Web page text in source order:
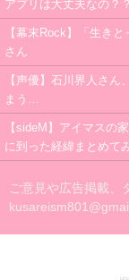
アプリは大丈夫なの？
【幕末Rock】「生き
さん
【声優】石川界人さん
まう…
【sideM】アイマスの
に到った経緯まとめて
ご意見や広告掲載、